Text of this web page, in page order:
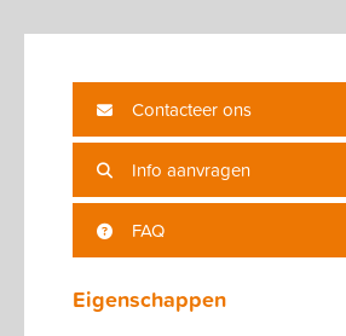
Eigenschappen
Contacteer ons
Info aanvragen
FAQ